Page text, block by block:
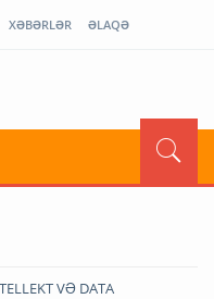
XƏBƏRLƏR ƏLAQƏ
VƏ DATA